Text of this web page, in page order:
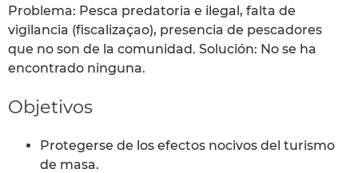
Problema: Pesca predatoria e ilegal, falta de
vigilancia (fiscalizaçao), presencia de pescadores
que no son de la comunidad. Solución: No se ha
encontrado ninguna.
Objetivos
Protegerse de los efectos nocivos del turismo
de masa.